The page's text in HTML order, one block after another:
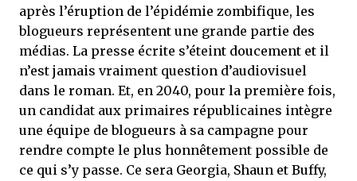
après l’éruption de l’épidémie zombifique, les
blogueurs représentent une grande partie des
médias. La presse écrite s’éteint doucement et il
n’est jamais vraiment question d’audiovisuel
dans le roman. Et, en 2040, pour la première fois,
un candidat aux primaires républicaines intègre
une équipe de blogueurs à sa campagne pour
rendre compte le plus honnêtement possible de
ce qui s’y passe. Ce sera Georgia, Shaun et Buffy,